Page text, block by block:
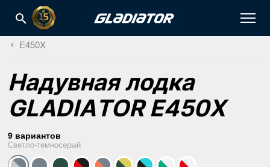
E450X
Надувная лодка
GLADIATOR E450X
9 вариантов
Светло-темносерый